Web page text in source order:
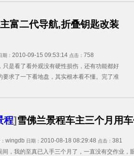
富二代导航,折叠钥匙改装
期： 2010-09-15 09:53:14 点击： 758
只是看了看外观没有硬性损伤，还有功能都好
要求了一下看地盘，其实根本看不懂。完了准
程] 雪佛兰景程车主三个月用
wingdb 日期： 2010-08-18 08:29:48 点击： 381
间，我的至真已入手三个月了，一直没有交作业，